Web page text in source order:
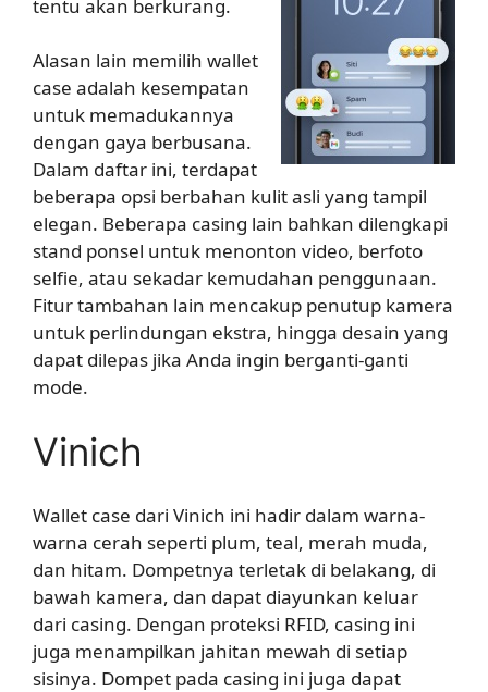
tentu akan berkurang.
Alasan lain memilih wallet
case adalah kesempatan
untuk memadukannya
dengan gaya berbusana.
Dalam daftar ini, terdapat
beberapa opsi berbahan kulit asli yang tampil
elegan. Beberapa casing lain bahkan dilengkapi
stand ponsel untuk menonton video, berfoto
selfie, atau sekadar kemudahan penggunaan.
Fitur tambahan lain mencakup penutup kamera
untuk perlindungan ekstra, hingga desain yang
dapat dilepas jika Anda ingin berganti-ganti
mode.
Vinich
Wallet case dari Vinich ini hadir dalam warna-
warna cerah seperti plum, teal, merah muda,
dan hitam. Dompetnya terletak di belakang, di
bawah kamera, dan dapat diayunkan keluar
dari casing. Dengan proteksi RFID, casing ini
juga menampilkan jahitan mewah di setiap
sisinya. Dompet pada casing ini juga dapat